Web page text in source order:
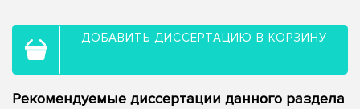
ДОБАВИТЬ ДИССЕРТАЦИЮ В КОРЗИНУ
Рекомендуемые диссертации данного раздела